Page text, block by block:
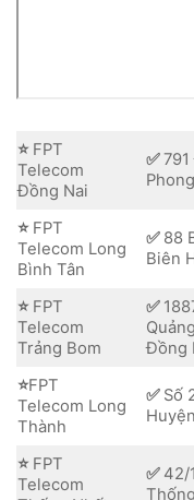
⭐FPT
Telecom
Đồng Nai
✅
⭐FPT
Telecom Long
Bình Tân
✅ 88
Biên
⭐FPT
Telecom
Trảng Bom
✅
Đồng
⭐FPT
Telecom Long
Thành
✅ Số
⭐FPT
Telecom
✅ 42/